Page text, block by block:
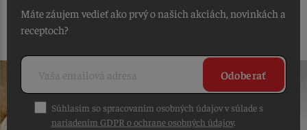
Máte záujem vedieť ako prvý o našich akciách, novinkách a
receptoch?
Odoberať
Súhlasím so spracovaním osobných údajov v súlade s
nariadením GDPR o ochrane osobných údajov.